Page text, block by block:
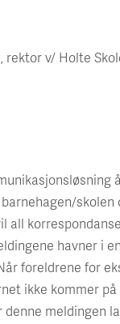
rektor v/ Holte
skolen
all
havner i
foreldrene for
ikke kommer
denne meldingen